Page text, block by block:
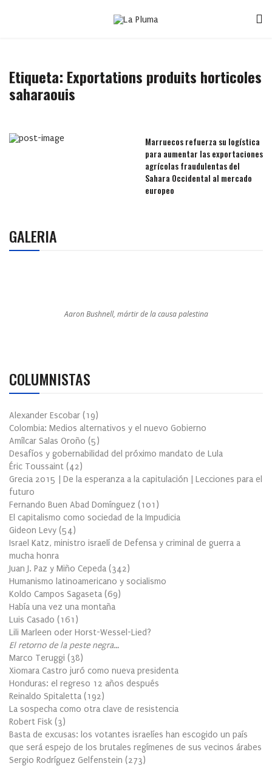
Etiqueta: Exportations produits horticoles
saharaouis
Marruecos refuerza su logística
para aumentar las exportaciones
agrícolas fraudulentas del
Sahara Occidental al mercado
europeo
GALERIA
Aaron Bushnell, mártir de la causa palestina
COLUMNISTAS
Alexander Escobar (19)
Colombia: Medios alternativos y el nuevo Gobierno
Amílcar Salas Oroño (5)
Desafíos y gobernabilidad del próximo mandato de Lula
Éric Toussaint (42)
Grecia 2015 | De la esperanza a la capitulación | Lecciones para el
futuro
Fernando Buen Abad Domínguez (101 )
El capitalismo como sociedad de la Impudicia
Gideon Levy (54)
Israel Katz, ministro israelí de Defensa y criminal de guerra a
mucha honra
Juan J. Paz y Miño Cepeda (342)
Humanismo latinoamericano y socialismo
Koldo Campos Sagaseta (69)
Había una vez una montaña
Luis Casado (161 )
Lili Marleen oder Horst-Wessel-Lied?
El retorno de la peste negra…
Marco Teruggi (38)
Xiomara Castro juró como nueva presidenta
Honduras: el regreso 12 años después
Reinaldo Spitaletta (192)
La sospecha como otra clave de resistencia
Robert Fisk (3)
Basta de excusas: los votantes israelíes han escogido un país
que será espejo de los brutales regímenes de sus vecinos árabes
Sergio Rodríguez Gelfenstein (273)